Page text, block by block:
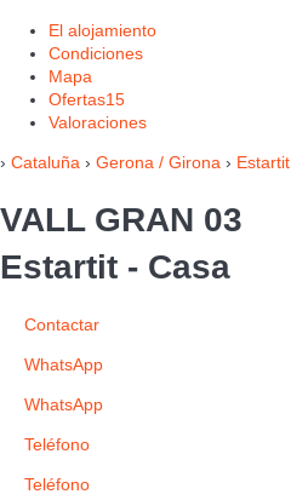
El alojamiento
Condiciones
Mapa
Ofertas15
Valoraciones
› Cataluña › Gerona / Girona › Estartit
VALL GRAN 03
Estartit - Casa
Contactar
WhatsApp
WhatsApp
Teléfono
Teléfono